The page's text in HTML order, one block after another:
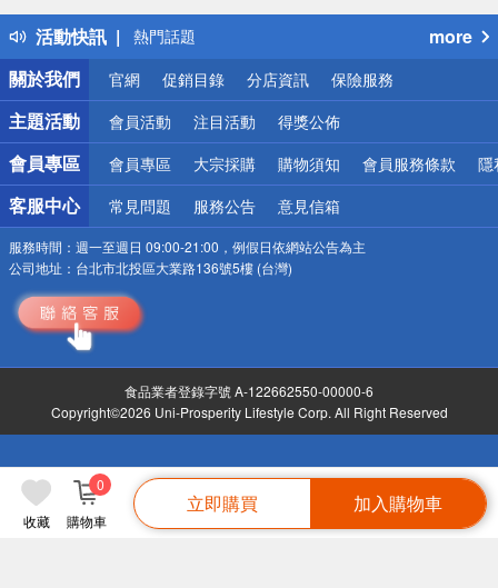
收藏 購物車
0
立即購買 加入購物車
活動快訊
得獎公告
熱門話題
銀行優惠
偏遠地區配送
詐騙網頁！請小心！
more
關於我們
官網 促銷目錄 分店資訊 保險服務
主題活動 會員活動 注目活動 得獎公佈
會員專區 會員專區 大宗採購 購物須知 會員服務條款 隱
客服中心 常見問題 服務公告 意見信箱
服務時間： 週一至週日 09:00-21:00，例假日依網站公告為主
公司地址： 台北市北投區大業路136號5樓 (台灣)
食品業者登錄字號 A-122662550-00000-6
Copyright©2026 Uni-Prosperity Lifestyle Corp. All Right Reserved